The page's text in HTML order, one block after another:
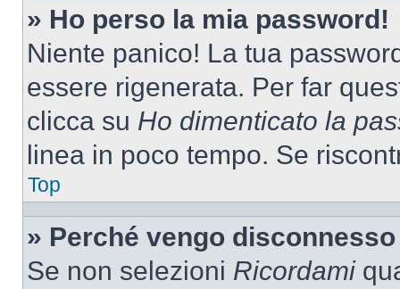
» Ho perso la mia password!
Niente panico! La tua
essere rigenerata. Per far
clicca su Ho dimenticato la
linea in poco tempo. Se
Top
» Perché vengo
Se non selezioni Ricordami